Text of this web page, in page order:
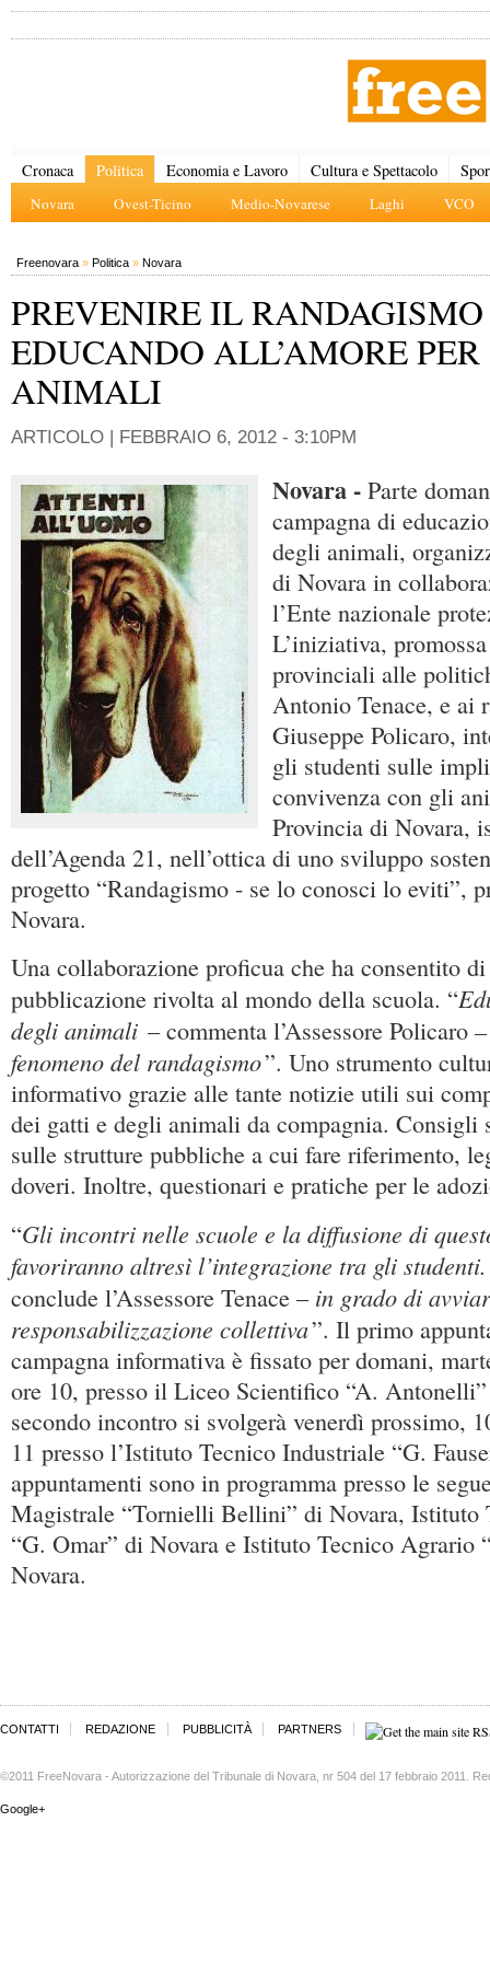
Cronaca Politica
Novara Ovest-Ticino Medio-Novarese Laghi VCO
Economia e Lavoro Cultura e Spettacolo
Freenovara » Politica » Novara
PREVENIRE IL RANDAGISMO
EDUCANDO ALL’AMORE
ANIMALI
ARTICOLO | FEBBRAIO 6, 2012 - 3:10PM
Novara - Parte
campagna di
degli animali,
di Novara in
l’Ente nazionale
L’iniziativa,
provinciali alle
Antonio Tenace, e ai
Giuseppe Policaro,
gli studenti sulle
convivenza con gli
Provincia di Novara,
dell’Agenda 21, nell’ottica di uno sviluppo
progetto “Randagismo - se lo conosci lo eviti”,
Novara.
Una collaborazione proficua che ha consentito
pubblicazione rivolta al mondo della scuola. “
degli animali – commenta l’Assessore Policaro
fenomeno del randagismo”. Uno strumento
informativo grazie alle tante notizie utili sui
dei gatti e degli animali da compagnia. Consigli
sulle strutture pubbliche a cui fare riferimento,
doveri. Inoltre, questionari e pratiche per le
“Gli incontri nelle scuole e la diffusione di
favoriranno altresì l’integrazione tra gli studenti.
conclude l’Assessore Tenace – in grado di
responsabilizzazione collettiva”. Il primo
campagna informativa è fissato per domani,
ore 10, presso il Liceo Scientifico “A.
secondo incontro si svolgerà venerdì prossimo,
11 presso l’Istituto Tecnico Industriale “G.
appuntamenti sono in programma presso le
Magistrale “Tornielli Bellini” di Novara, Istituto
“G. Omar” di Novara e Istituto Tecnico Agrario
Novara.
CONTATTI REDAZIONE PUBBLICITÀ PARTNERS
©2011 FreeNovara - Autorizzazione del Tribunale di Novara, nr 504 del 17 febbraio 2011.
Google+